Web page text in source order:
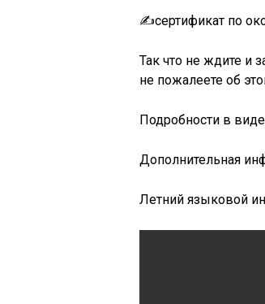
✍️сертификат по
Так что не ждите и
не пожалеете об
Подробности в
Дополнительная
Летний языковой